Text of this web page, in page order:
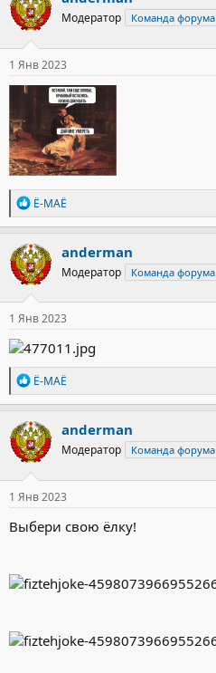
ц
и
и
:
Модератор Команда форума
1 Янв 2023
Р
е
а
к
ц
и
и
:
Ё-МАЁ
anderman
Модератор Команда форума
1 Янв 2023
Р
е
а
к
ц
и
и
:
Ё-МАЁ
anderman
Модератор Команда форума
1 Янв 2023
Выбери свою ёлку!